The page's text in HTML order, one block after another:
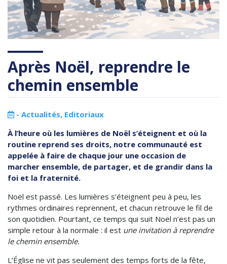
Après Noël, reprendre le
chemin ensemble
- Actualités, Editoriaux
À l’heure où les lumières de Noël s’éteignent et où la
routine reprend ses droits, notre communauté est
appelée à faire de chaque jour une occasion de
marcher ensemble, de partager, et de grandir dans la
foi et la fraternité.
Noël est passé. Les lumières s’éteignent peu à peu, les
rythmes ordinaires reprennent, et chacun retrouve le fil de
son quotidien. Pourtant, ce temps qui suit Noël n’est pas un
simple retour à la normale : il est une invitation à reprendre
le chemin ensemble.
L’Église ne vit pas seulement des temps forts de la fête,